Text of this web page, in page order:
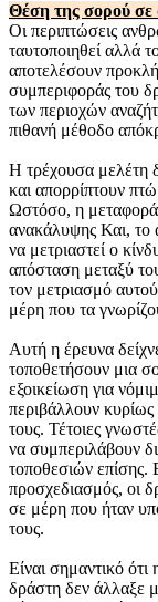
Θέση της σορού σε
Οι περιπτώσεις
ταυτοποιηθεί αλλά
αποτελέσουν
συμπεριφοράς του
των περιοχών
πιθανή μέθοδο
Η τρέχουσα μελέτη
και απορρίπτουν
Ωστόσο, η μεταφορά
ανακάλυψης Και, το
να μετριαστεί ο
απόσταση μεταξύ
τον μετριασμό
μέρη που τα
Αυτή η έρευνα
τοποθετήσουν μια
εξοικείωση για
περιβάλλουν κυρίως
τους. Τέτοιες
να συμπεριλάβουν
τοποθεσιών επίσης.
προσχεδιασμός, οι
σε μέρη που ήταν
τους.
Είναι σημαντικό
δράστη δεν άλλαξε